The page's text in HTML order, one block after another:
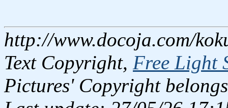
http://www.docoja.com/
Text Copyright, Free Light
Pictures' Copyright